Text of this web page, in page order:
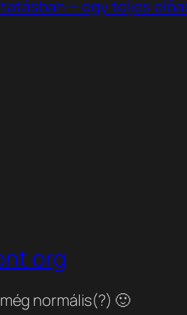
— egy teljes
org
normális(?) 🙂